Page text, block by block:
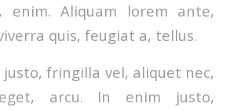
enim. Aliquam lorem ante,
quis, feugiat a, tellus.
justo, fringilla vel, aliquet nec,
arcu. In enim justo,